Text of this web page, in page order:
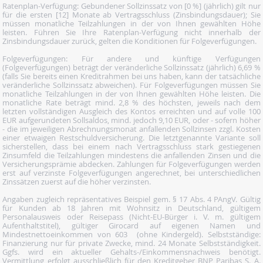
Ratenplan-Verfügung: Gebundener Sollzinssatz von [0 %] (jährlich) gilt nur
für die ersten [12] Monate ab Vertragsschluss (Zinsbindungsdauer); Sie
müssen monatliche Teilzahlungen in der von Ihnen gewählten Höhe
leisten. Führen Sie Ihre Ratenplan-Verfügung nicht innerhalb der
Zinsbindungsdauer zurück, gelten die Konditionen für Folgeverfügungen.
Folgeverfügungen: Für andere und künftige Verfügungen
(Folgeverfügungen) beträgt der veränderliche Sollzinssatz (jährlich) 6,69 %
(falls Sie bereits einen Kreditrahmen bei uns haben, kann der tatsächliche
veränderliche Sollzinssatz abweichen). Für Folgeverfügungen müssen Sie
monatliche Teilzahlungen in der von Ihnen gewählten Höhe leisten. Die
monatliche Rate beträgt mind. 2,8 % des höchsten, jeweils nach dem
letzten vollständigen Ausgleich des Kontos erreichten und auf volle 100
EUR aufgerundeten Sollsaldos, mind. jedoch 9,10 EUR, oder - sofern höher
- die im jeweiligen Abrechnungsmonat anfallenden Sollzinsen zzgl. Kosten
einer etwaigen Restschuldversicherung. Die letztgenannte Variante soll
sicherstellen, dass bei einem nach Vertragsschluss stark gestiegenen
Zinsumfeld die Teilzahlungen mindestens die anfallenden Zinsen und die
Versicherungsprämie abdecken. Zahlungen für Folgeverfügungen werden
erst auf verzinste Folgeverfügungen angerechnet, bei unterschiedlichen
Zinssätzen zuerst auf die höher verzinsten.
Angaben zugleich repräsentatives Beispiel gem. § 17 Abs. 4 PAngV. Gültig
für Kunden ab 18 Jahren mit Wohnsitz in Deutschland, gültigem
Personalausweis oder Reisepass (Nicht-EU-Bürger i. V. m. gültigem
Aufenthaltstitel), gültiger Girocard auf eigenen Namen und
Mindestnettoeinkommen von 603  (ohne Kindergeld). Selbstständige:
Finanzierung nur für private Zwecke, mind. 24 Monate Selbstständigkeit.
Ggfs. wird ein aktueller Gehalts-/Einkommensnachweis benötigt.
Vermittlung erfolgt ausschließlich für den Kreditgeber BNP Paribas S. A.